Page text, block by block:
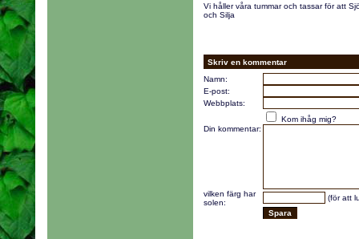
Vi håller våra tummar och tassar för att
och Silja
Skriv en kommentar
Namn:
E-post:
Webbplats:
Kom ihåg mig?
Din kommentar:
vilken färg har
solen:
(för att